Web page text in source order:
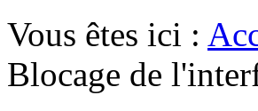
Vous êtes ici :
Blocage de